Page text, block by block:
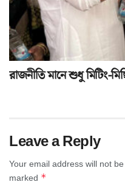
রাজনীতি মানে শুধু মিটিং-
Leave a Reply
Your email address will not
marked *